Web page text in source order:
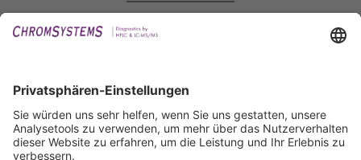
IFU anfordern
Zertifizierungen